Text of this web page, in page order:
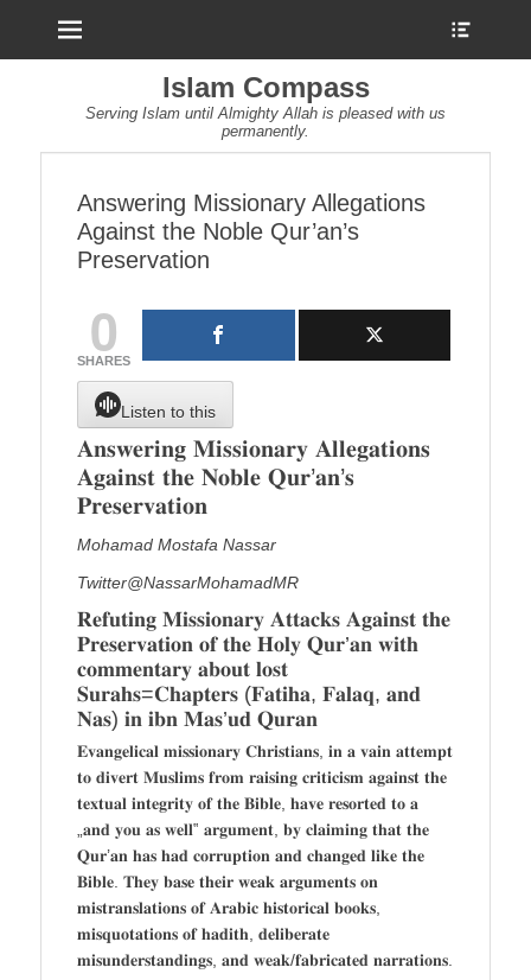
Islam Compass
Serving Islam until Almighty Allah is pleased with us
permanently.
Answering Missionary Allegations
Against the Noble Qur’an’s
Preservation
0
SHARES
Listen to this
𝐀𝐧𝐬𝐰𝐞𝐫𝐢𝐧𝐠 𝐌𝐢𝐬𝐬𝐢𝐨𝐧𝐚𝐫𝐲 𝐀𝐥𝐥𝐞𝐠𝐚𝐭𝐢𝐨𝐧𝐬
𝐀𝐠𝐚𝐢𝐧𝐬𝐭 𝐭𝐡𝐞 𝐍𝐨𝐛𝐥𝐞 𝐐𝐮𝐫’𝐚𝐧’𝐬
𝐏𝐫𝐞𝐬𝐞𝐫𝐯𝐚𝐭𝐢𝐨𝐧
Mohamad Mostafa Nassar
Twitter@NassarMohamadMR
𝐑𝐞𝐟𝐮𝐭𝐢𝐧𝐠 𝐌𝐢𝐬𝐬𝐢𝐨𝐧𝐚𝐫𝐲 𝐀𝐭𝐭𝐚𝐜𝐤𝐬 𝐀𝐠𝐚𝐢𝐧𝐬𝐭 𝐭𝐡𝐞
𝐏𝐫𝐞𝐬𝐞𝐫𝐯𝐚𝐭𝐢𝐨𝐧 𝐨𝐟 𝐭𝐡𝐞 𝐇𝐨𝐥𝐲 𝐐𝐮𝐫’𝐚𝐧 𝐰𝐢𝐭𝐡
𝐜𝐨𝐦𝐦𝐞𝐧𝐭𝐚𝐫𝐲 𝐚𝐛𝐨𝐮𝐭 𝐥𝐨𝐬𝐭
𝐒𝐮𝐫𝐚𝐡𝐬=𝐂𝐡𝐚𝐩𝐭𝐞𝐫𝐬 (𝐅𝐚𝐭𝐢𝐡𝐚, 𝐅𝐚𝐥𝐚𝐪, 𝐚𝐧𝐝
𝐍𝐚𝐬) 𝐢𝐧 𝐢𝐛𝐧 𝐌𝐚𝐬’𝐮𝐝 𝐐𝐮𝐫𝐚𝐧
𝐄𝐯𝐚𝐧𝐠𝐞𝐥𝐢𝐜𝐚𝐥 𝐦𝐢𝐬𝐬𝐢𝐨𝐧𝐚𝐫𝐲 𝐂𝐡𝐫𝐢𝐬𝐭𝐢𝐚𝐧𝐬, 𝐢𝐧 𝐚 𝐯𝐚𝐢𝐧 𝐚𝐭𝐭𝐞𝐦𝐩𝐭
𝐭𝐨 𝐝𝐢𝐯𝐞𝐫𝐭 𝐌𝐮𝐬𝐥𝐢𝐦𝐬 𝐟𝐫𝐨𝐦 𝐫𝐚𝐢𝐬𝐢𝐧𝐠 𝐜𝐫𝐢𝐭𝐢𝐜𝐢𝐬𝐦 𝐚𝐠𝐚𝐢𝐧𝐬𝐭 𝐭𝐡𝐞
𝐭𝐞𝐱𝐭𝐮𝐚𝐥 𝐢𝐧𝐭𝐞𝐠𝐫𝐢𝐭𝐲 𝐨𝐟 𝐭𝐡𝐞 𝐁𝐢𝐛𝐥𝐞, 𝐡𝐚𝐯𝐞 𝐫𝐞𝐬𝐨𝐫𝐭𝐞𝐝 𝐭𝐨 𝐚
„𝐚𝐧𝐝 𝐲𝐨𝐮 𝐚𝐬 𝐰𝐞𝐥𝐥‟ 𝐚𝐫𝐠𝐮𝐦𝐞𝐧𝐭, 𝐛𝐲 𝐜𝐥𝐚𝐢𝐦𝐢𝐧𝐠 𝐭𝐡𝐚𝐭 𝐭𝐡𝐞
𝐐𝐮𝐫’𝐚𝐧 𝐡𝐚𝐬 𝐡𝐚𝐝 𝐜𝐨𝐫𝐫𝐮𝐩𝐭𝐢𝐨𝐧 𝐚𝐧𝐝 𝐜𝐡𝐚𝐧𝐠𝐞𝐝 𝐥𝐢𝐤𝐞 𝐭𝐡𝐞
𝐁𝐢𝐛𝐥𝐞. 𝐓𝐡𝐞𝐲 𝐛𝐚𝐬𝐞 𝐭𝐡𝐞𝐢𝐫 𝐰𝐞𝐚𝐤 𝐚𝐫𝐠𝐮𝐦𝐞𝐧𝐭𝐬 𝐨𝐧
𝐦𝐢𝐬𝐭𝐫𝐚𝐧𝐬𝐥𝐚𝐭𝐢𝐨𝐧𝐬 𝐨𝐟 𝐀𝐫𝐚𝐛𝐢𝐜 𝐡𝐢𝐬𝐭𝐨𝐫𝐢𝐜𝐚𝐥 𝐛𝐨𝐨𝐤𝐬,
𝐦𝐢𝐬𝐪𝐮𝐨𝐭𝐚𝐭𝐢𝐨𝐧𝐬 𝐨𝐟 𝐡𝐚𝐝𝐢𝐭𝐡, 𝐝𝐞𝐥𝐢𝐛𝐞𝐫𝐚𝐭𝐞
𝐦𝐢𝐬𝐮𝐧𝐝𝐞𝐫𝐬𝐭𝐚𝐧𝐝𝐢𝐧𝐠𝐬, 𝐚𝐧𝐝 𝐰𝐞𝐚𝐤/𝐟𝐚𝐛𝐫𝐢𝐜𝐚𝐭𝐞𝐝 𝐧𝐚𝐫𝐫𝐚𝐭𝐢𝐨𝐧𝐬.